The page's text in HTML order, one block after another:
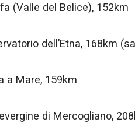
(Valle del Belice), 152km
dell’Etna, 168km
a Mare, 159km
di Mercogliano,